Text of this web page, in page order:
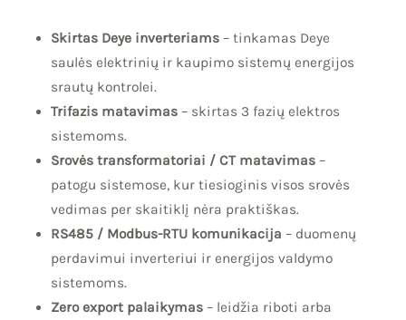
Skirtas Deye inverteriams– tinkamas Deye
saulės elektrinių ir kaupimo sistemų energijos
srautų kontrolei.
Trifazis matavimas– skirtas 3 fazių elektros
sistemoms.
Srovės transformatoriai / CT matavimas–
patogu sistemose, kur tiesioginis visos srovės
vedimas per skaitiklį nėra praktiškas.
RS485 / Modbus-RTU komunikacija – duomenų
perdavimui inverteriui ir energijos valdymo
sistemoms.
Zero export palaikymas– leidžia riboti arba